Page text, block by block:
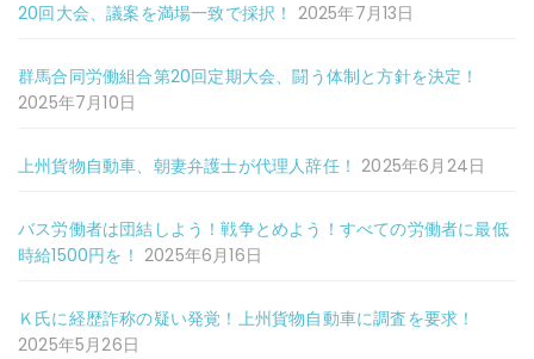
20回大会、議案を満場一致で採択！ 2025年7月13日
群馬合同労働組合第20回定期大会、闘う体制と方針を決定！
2025年7月10日
上州貨物自動車、朝妻弁護士が代理人辞任！ 2025年6月24日
バス労働者は団結しよう！戦争とめよう！すべての労働者に最低
時給1500円を！ 2025年6月16日
Ｋ氏に経歴詐称の疑い発覚！上州貨物自動車に調査を要求！
2025年5月26日